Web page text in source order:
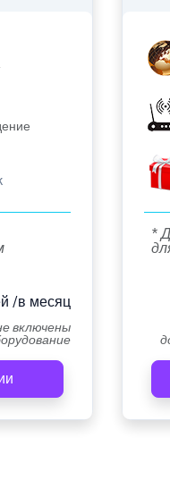
/в месяц
включены
*